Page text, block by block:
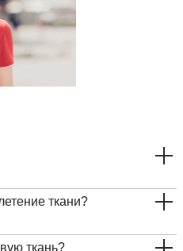
ткани?
ткань?